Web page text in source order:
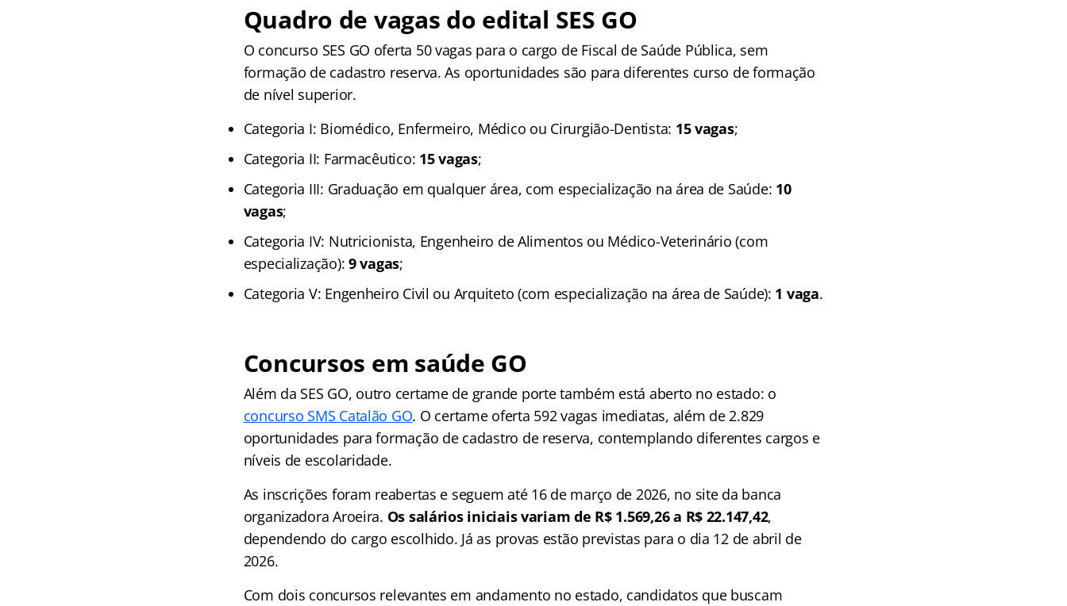
Quadro de vagas do edital SES GO
O concurso SES GO oferta 50 vagas para o cargo de Fiscal de Saúde Pública, sem
formação de cadastro reserva. As oportunidades são para diferentes curso de formação
de nível superior.
Categoria I: Biomédico, Enfermeiro, Médico ou Cirurgião-Dentista: 15 vagas;
Categoria II: Farmacêutico: 15 vagas;
Categoria III: Graduação em qualquer área, com especialização na área de Saúde: 10
vagas;
Categoria IV: Nutricionista, Engenheiro de Alimentos ou Médico-Veterinário (com
especialização):9 vagas;
Categoria V: Engenheiro Civil ou Arquiteto (com especialização na área de Saúde): 1 vaga.
Concursos em saúde GO
Além da SES GO, outro certame de grande porte também está aberto no estado: o
concurso SMS Catalão GO. O certame oferta 592 vagas imediatas, além de 2.829
oportunidades para formação de cadastro de reserva, contemplando diferentes cargos e
níveis de escolaridade.
As inscrições foram reabertas e seguem até 16 de março de 2026, no site da banca
organizadora Aroeira. Os salários iniciais variam de R$ 1.569,26 a R$ 22.147,42,
dependendo do cargo escolhido. Já as provas estão previstas para o dia 12 de abril de
2026.
Com dois concursos relevantes em andamento no estado, candidatos que buscam